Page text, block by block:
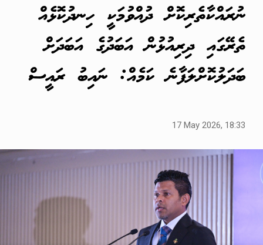
ނުރައްކާތެރިކޮށް ދުއްވުމަކީ ހިނދުކޮޅެއް
ތެރޭގައި ދިރިއުޅުން އަބަދުގެ އަބަދަށް
ބަދަލުކޮށްލަފާނެ ކަމެއް: ނައިބު ރައީސް
17 May 2026, 18:33